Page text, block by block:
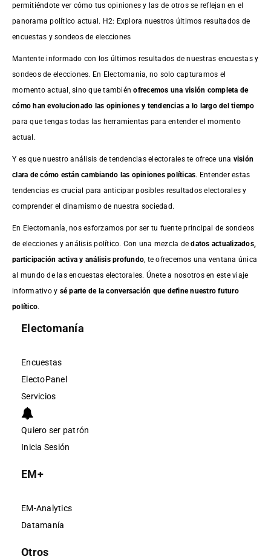
permitiéndote ver cómo tus opiniones y las de otros se reflejan en el
panorama político actual. H2: Explora nuestros últimos resultados de
encuestas y sondeos de elecciones
Mantente informado con los últimos resultados de nuestras encuestasy
sondeos de elecciones. En Electomania, no solo capturamos el
momento actual, sino que tambiénofrecemos una visión completa de
cómo han evolucionado las opiniones y tendencias a lo largo del tiempo
para que tengas todas las herramientas para entender el momento
actual.
Y es que nuestro análisis de tendencias electorales te ofrece una visión
clara de cómo están cambiando las opiniones políticas. Entender estas
tendencias es crucial para anticipar posibles resultados electorales y
comprender el dinamismo de nuestra sociedad.
En Electomanía, nos esforzamos por ser tu fuente principal de sondeos
de elecciones y análisis político. Con una mezcla dedatos actualizados,
participación activa y análisis profundo , te ofrecemos una ventana única
al mundo de las encuestas electorales. Únete a nosotros en este viaje
informativo y sé parte de la conversación que define nuestro futuro
político.
Electomanía
Encuestas
ElectoPanel
Servicios
Quiero ser patrón
Inicia Sesión
EM+
EM-Analytics
Datamanía
Otros